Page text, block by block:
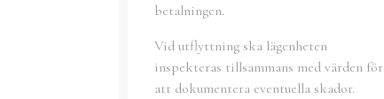
betalningen.
Vid utflyttning ska lägenheten
inspekteras tillsammans med värden för
att dokumentera eventuella skador.